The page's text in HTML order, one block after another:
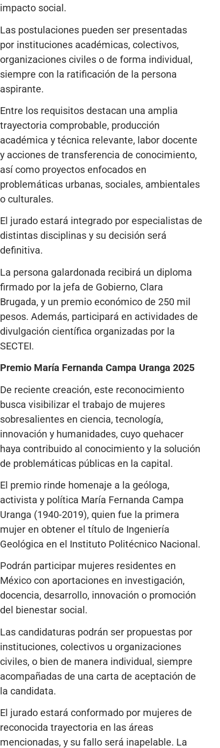
impacto social.
Las postulaciones pueden ser presentadas
por instituciones académicas, colectivos,
organizaciones civiles o de forma individual,
siempre con la ratificación de la persona
aspirante.
Entre los requisitos destacan una amplia
trayectoria comprobable, producción
académica y técnica relevante, labor docente
y acciones de transferencia de conocimiento,
así como proyectos enfocados en
problemáticas urbanas, sociales, ambientales
o culturales.
El jurado estará integrado por especialistas de
distintas disciplinas y su decisión será
definitiva.
La persona galardonada recibirá un diploma
firmado por la jefa de Gobierno, Clara
Brugada, y un premio económico de 250 mil
pesos. Además, participará en actividades de
divulgación científica organizadas por la
SECTEI.
Premio María Fernanda Campa Uranga 2025
De reciente creación, este reconocimiento
busca visibilizar el trabajo de mujeres
sobresalientes en ciencia, tecnología,
innovación y humanidades, cuyo quehacer
haya contribuido al conocimiento y la solución
de problemáticas públicas en la capital.
El premio rinde homenaje a la geóloga,
activista y política María Fernanda Campa
Uranga (1940-2019), quien fue la primera
mujer en obtener el título de Ingeniería
Geológica en el Instituto Politécnico Nacional.
Podrán participar mujeres residentes en
México con aportaciones en investigación,
docencia, desarrollo, innovación o promoción
del bienestar social.
Las candidaturas podrán ser propuestas por
instituciones, colectivos u organizaciones
civiles, o bien de manera individual, siempre
acompañadas de una carta de aceptación de
la candidata.
El jurado estará conformado por mujeres de
reconocida trayectoria en las áreas
mencionadas, y su fallo será inapelable. La